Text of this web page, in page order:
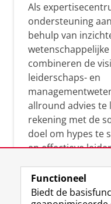
Als
ondersteuning
behulp van
combineren de
leiderschaps- en
allround advies te
rekening met de
doel om hypes te
en effectieve
manier te
maatschappelijke
Functioneel
Biedt de